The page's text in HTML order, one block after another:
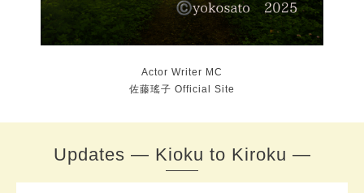
Actor Writer MC
佐藤瑤子 Official Site
Updates — Kioku to Kiroku —